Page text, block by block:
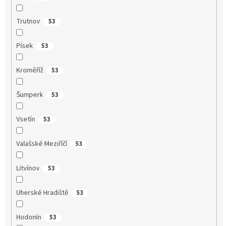
Trutnov 53
Písek 53
Kroměříž 53
Šumperk 53
Vsetín 53
Valašské Meziříčí 53
Litvínov 53
Uherské Hradiště 53
Hodonín 53